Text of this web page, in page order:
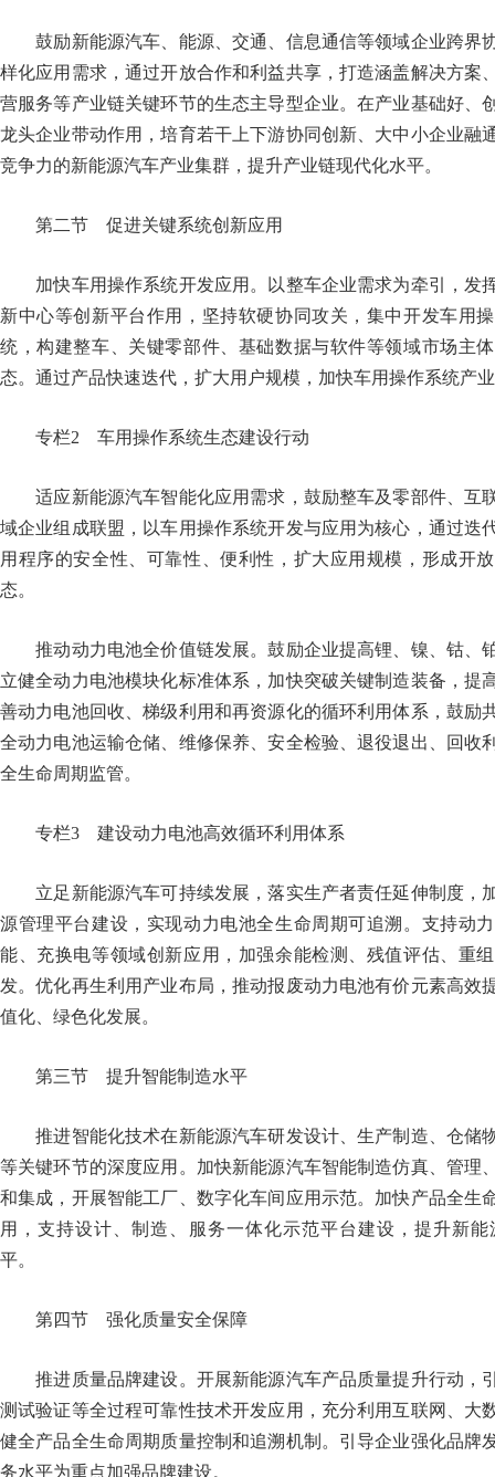
鼓励新能源汽车、能源、交通、信息通信等领域企业跨界
样化应用需求，通过开放合作和利益共享，打造涵盖解决方案
营服务等产业链关键环节的生态主导型企业。在产业基础好、
龙头企业带动作用，培育若干上下游协同创新、大中小企业融
竞争力的新能源汽车产业集群，提升产业链现代化水平。
第二节 促进关键系统创新应用
加快车用操作系统开发应用。以整车企业需求为牵引，发
新中心等创新平台作用，坚持软硬协同攻关，集中开发车用
统，构建整车、关键零部件、基础数据与软件等领域市场主
态。通过产品快速迭代，扩大用户规模，加快车用操作系统
专栏2 车用操作系统生态建设行动
适应新能源汽车智能化应用需求，鼓励整车及零部件、互
域企业组成联盟，以车用操作系统开发与应用为核心，通过迭
用程序的安全性、可靠性、便利性，扩大应用规模，形成开
态。
推动动力电池全价值链发展。鼓励企业提高锂、镍、钴、
立健全动力电池模块化标准体系，加快突破关键制造装备，提
善动力电池回收、梯级利用和再资源化的循环利用体系，鼓励
全动力电池运输仓储、维修保养、安全检验、退役退出、回收
全生命周期监管。
专栏3 建设动力电池高效循环利用体系
立足新能源汽车可持续发展，落实生产者责任延伸制度，
源管理平台建设，实现动力电池全生命周期可追溯。支持动
能、充换电等领域创新应用，加强余能检测、残值评估、重
发。优化再生利用产业布局，推动报废动力电池有价元素高效
值化、绿色化发展。
第三节 提升智能制造水平
推进智能化技术在新能源汽车研发设计、生产制造、仓储
等关键环节的深度应用。加快新能源汽车智能制造仿真、管理
和集成，开展智能工厂、数字化车间应用示范。加快产品全生
用，支持设计、制造、服务一体化示范平台建设，提升新
平。
第四节 强化质量安全保障
推进质量品牌建设。开展新能源汽车产品质量提升行动，
测试验证等全过程可靠性技术开发应用，充分利用互联网、大
健全产品全生命周期质量控制和追溯机制。引导企业强化品牌
务水平为重点加强品牌建设。